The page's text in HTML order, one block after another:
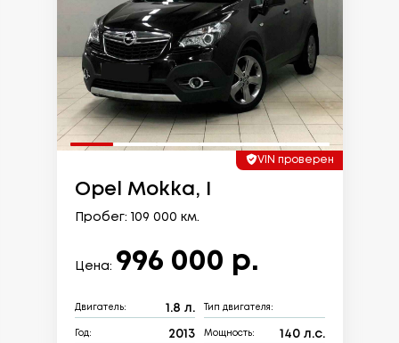
VIN проверен
Opel Mokka, I
Пробег: 109 000 км.
Цена: 996 000 р.
Двигатель: 1.8 л. Тип двигателя:
Год: 2013 Мощность: 140 л.с.